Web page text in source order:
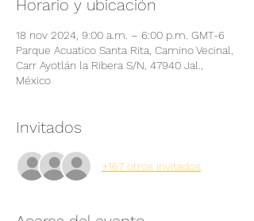
Horario y ubicación
18 nov 2024, 9:00 a.m. – 6:00 p.m. GMT-6
Parque Acuatico Santa Rita, Camino Vecinal,
Carr Ayotlán la Ribera S/N, 47940 Jal.,
México
Invitados
+167 otros invitados